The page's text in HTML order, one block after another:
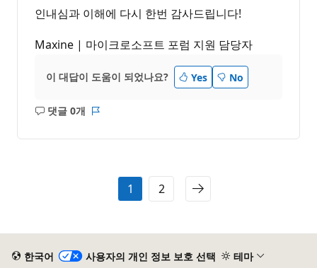
인내심과 이해에 다시 한번 감사드립니다!
Maxine | 마이크로소프트 포럼 지원 담당자
이 대답이 도움이 되었나요? Yes No
댓글 0개
설
보
1 2
한국어 사용자의 개인 정보 보호 선택 테마